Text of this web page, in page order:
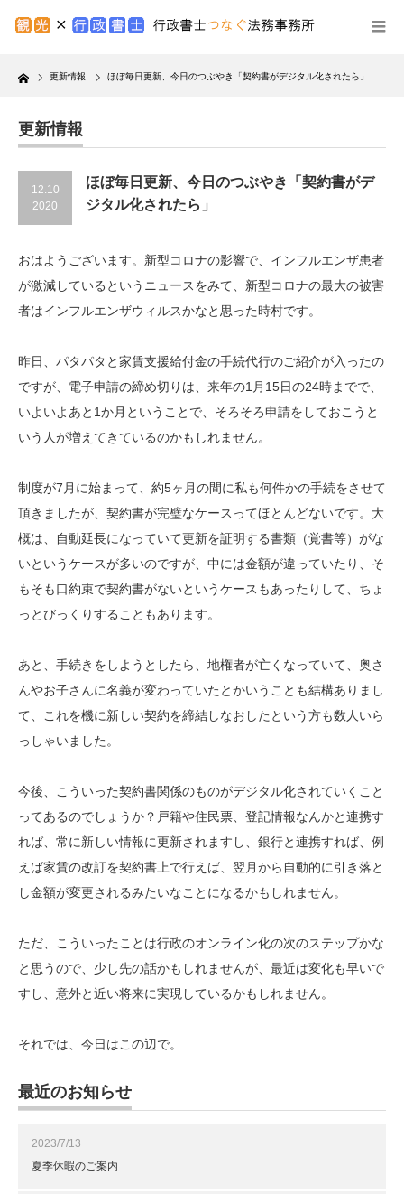
Home 更新情報 ほぼ毎日更新、今日のつぶやき「契約書がデジタル化されたら」
更新情報
12.10
2020
ほぼ毎日更新、今日のつぶやき「契約書がデ
ジタル化されたら」
おはようございます。新型コロナの影響で、インフルエンザ患者
が激減しているというニュースをみて、新型コロナの最大の被害
者はインフルエンザウィルスかなと思った時村です。
昨日、パタパタと家賃支援給付金の手続代行のご紹介が入ったの
ですが、電子申請の締め切りは、来年の1月15日の24時までで、
いよいよあと1か月ということで、そろそろ申請をしておこうと
いう人が増えてきているのかもしれません。
制度が7月に始まって、約5ヶ月の間に私も何件かの手続をさせて
頂きましたが、契約書が完璧なケースってほとんどないです。大
概は、自動延長になっていて更新を証明する書類（覚書等）がな
いというケースが多いのですが、中には金額が違っていたり、そ
もそも口約束で契約書がないというケースもあったりして、ちょ
っとびっくりすることもあります。
あと、手続きをしようとしたら、地権者が亡くなっていて、奥さ
んやお子さんに名義が変わっていたとかいうことも結構ありまし
て、これを機に新しい契約を締結しなおしたという方も数人いら
っしゃいました。
今後、こういった契約書関係のものがデジタル化されていくこと
ってあるのでしょうか？戸籍や住民票、登記情報なんかと連携す
れば、常に新しい情報に更新されますし、銀行と連携すれば、例
えば家賃の改訂を契約書上で行えば、翌月から自動的に引き落と
し金額が変更されるみたいなことになるかもしれません。
ただ、こういったことは行政のオンライン化の次のステップかな
と思うので、少し先の話かもしれませんが、最近は変化も早いで
すし、意外と近い将来に実現しているかもしれません。
それでは、今日はこの辺で。
最近のお知らせ
2023/7/13
夏季休暇のご案内